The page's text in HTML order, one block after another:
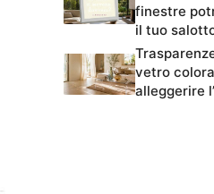
finestre
il tuo
vetro
alleggerire